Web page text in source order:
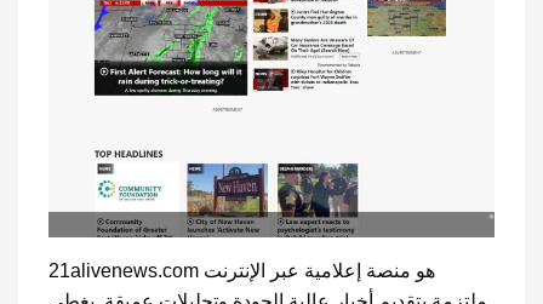
21alivenews.com هو منصة إعلامية عبر الإنترنت